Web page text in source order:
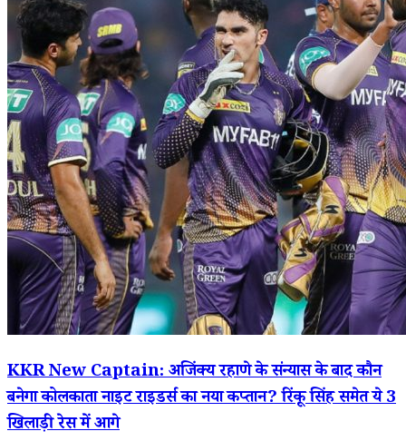
KKR New Captain: अजिंक्य रहाणे के संन्यास के बाद कौन
बनेगा कोलकाता नाइट राइडर्स का नया कप्तान? रिंकू सिंह समेत ये 3
खिलाड़ी रेस में आगे